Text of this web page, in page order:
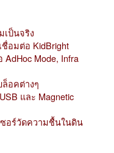
ป็นจริง
อมต่อ KidBright
Mode, Infra
อคต่างๆ
และ Magnetic
ซอร์วัดความชื้นในดิน